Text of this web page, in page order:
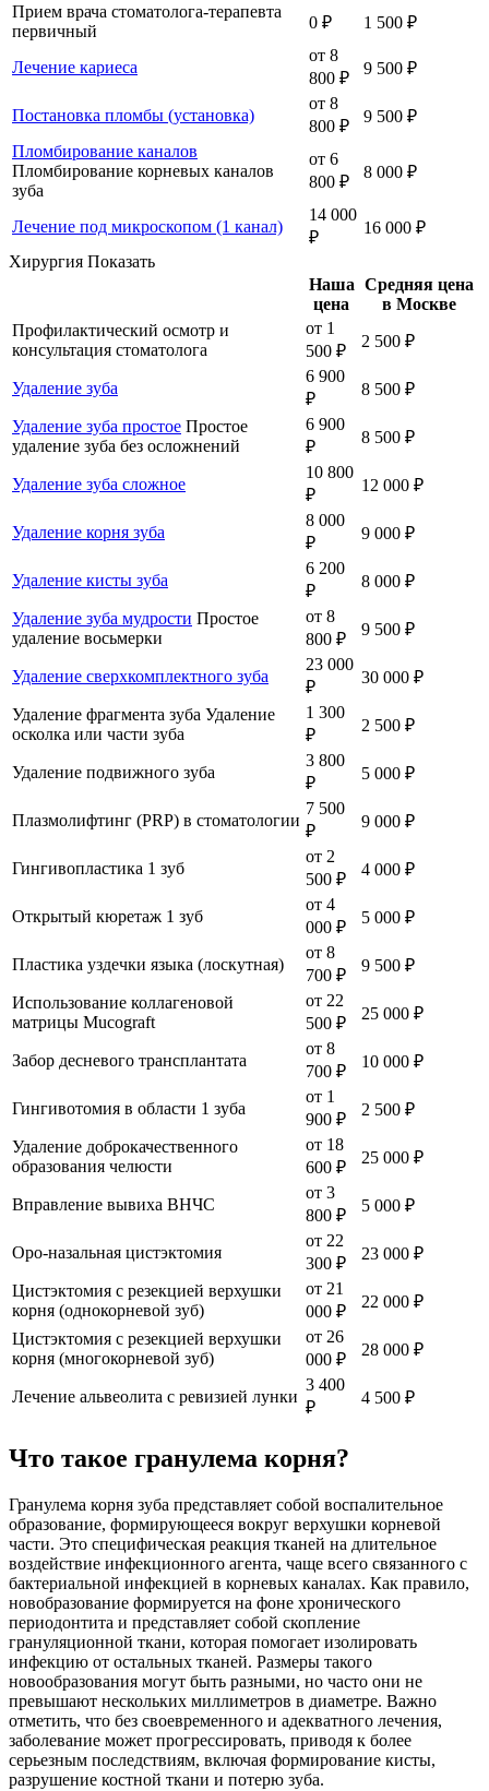
Прием врача стоматолога-терапевта
первичный
0 ₽ 1 500 ₽
Лечение кариеса
от 8
800 ₽
9 500 ₽
Постановка пломбы (установка)
от 8
800 ₽
9 500 ₽
Пломбирование каналов
Пломбирование корневых каналов
зуба
от 6
800 ₽
8 000 ₽
Лечение под микроскопом (1 канал)
14 000
₽
16 000 ₽
Хирургия Показать
Наша
цена
Средняя цена
в Москве
Профилактический осмотр и
консультация стоматолога
от 1
500 ₽
2 500 ₽
Удаление зуба
6 900
₽
8 500 ₽
Удаление зуба простое Простое
удаление зуба без осложнений
6 900
₽
8 500 ₽
Удаление зуба сложное
10 800
₽
12 000 ₽
Удаление корня зуба
8 000
₽
9 000 ₽
Удаление кисты зуба
6 200
₽
8 000 ₽
Удаление зуба мудрости Простое
удаление восьмерки
от 8
800 ₽
9 500 ₽
Удаление сверхкомплектного зуба
23 000
₽
30 000 ₽
Удаление фрагмента зуба Удаление
осколка или части зуба
1 300
₽
2 500 ₽
Удаление подвижного зуба
3 800
₽
5 000 ₽
Плазмолифтинг (PRP) в стоматологии
7 500
₽
9 000 ₽
Гингивопластика 1 зуб
от 2
500 ₽
4 000 ₽
Открытый кюретаж 1 зуб
от 4
000 ₽
5 000 ₽
Пластика уздечки языка (лоскутная)
от 8
700 ₽
9 500 ₽
Использование коллагеновой
матрицы Mucogrаft
от 22
500 ₽
25 000 ₽
Забор десневого трансплантата
от 8
700 ₽
10 000 ₽
Гингивотомия в области 1 зуба
от 1
900 ₽
2 500 ₽
Удаление доброкачественного
образования челюсти
от 18
600 ₽
25 000 ₽
Вправление вывиха ВНЧС
от 3
800 ₽
5 000 ₽
Оро-назальная цистэктомия
от 22
300 ₽
23 000 ₽
Цистэктомия с резекцией верхушки
корня (однокорневой зуб)
от 21
000 ₽
22 000 ₽
Цистэктомия с резекцией верхушки
корня (многокорневой зуб)
от 26
000 ₽
28 000 ₽
Лечение альвеолита с ревизией лунки
3 400
₽
4 500 ₽
Что такое гранулема корня?
Гранулема корня зуба представляет собой воспалительное
образование, формирующееся вокруг верхушки корневой
части. Это специфическая реакция тканей на длительное
воздействие инфекционного агента, чаще всего связанного с
бактериальной инфекцией в корневых каналах. Как правило,
новобразование формируется на фоне хронического
периодонтита и представляет собой скопление
грануляционной ткани, которая помогает изолировать
инфекцию от остальных тканей. Размеры такого
новообразования могут быть разными, но часто они не
превышают нескольких миллиметров в диаметре. Важно
отметить, что без своевременного и адекватного лечения,
заболевание может прогрессировать, приводя к более
серьезным последствиям, включая формирование кисты,
разрушение костной ткани и потерю зуба.